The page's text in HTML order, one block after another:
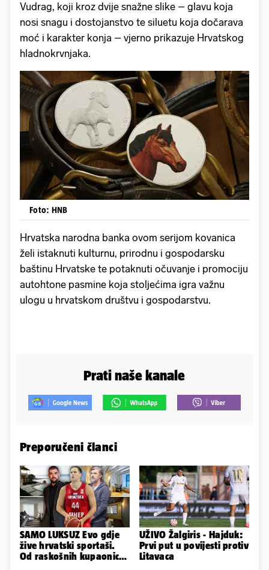
Vudrag, koji kroz dvije snažne slike – glavu koja
nosi snagu i dostojanstvo te siluetu koja dočarava
moć i karakter konja – vjerno prikazuje Hrvatskog
hladnokrvnjaka.
Foto: HNB
Hrvatska narodna banka ovom serijom kovanica
želi istaknuti kulturnu, prirodnu i gospodarsku
baštinu Hrvatske te potaknuti očuvanje i promociju
autohtone pasmine koja stoljećima igra važnu
ulogu u hrvatskom društvu i gospodarstvu.
Prati naše kanale
Preporučeni članci
SAMO LUKSUZ Evo gdje
žive hrvatski sportaši.
Od raskošnih kupaonica
UŽIVO Žalgiris - Hajduk:
Prvi put u povijesti protiv
Litavaca